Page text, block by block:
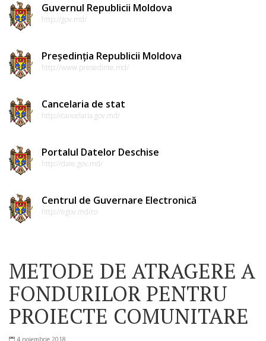
Guvernul Republicii Moldova
http://gov.md/
Președinția Republicii Moldova
http://www.presedinte.md/
Cancelaria de stat
http://cancelaria.gov.md/
Portalul Datelor Deschise
http://date.gov.md/
Centrul de Guvernare Electronică
http://egov.md/ro
METODE DE ATRAGERE A
FONDURILOR PENTRU
PROIECTE COMUNITARE
4 noiembrie 2018